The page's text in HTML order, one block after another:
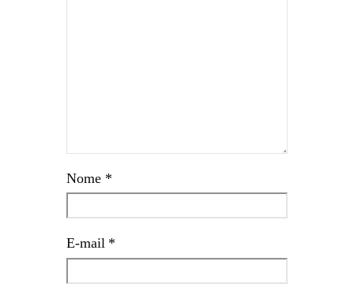
Nome *
E-mail *